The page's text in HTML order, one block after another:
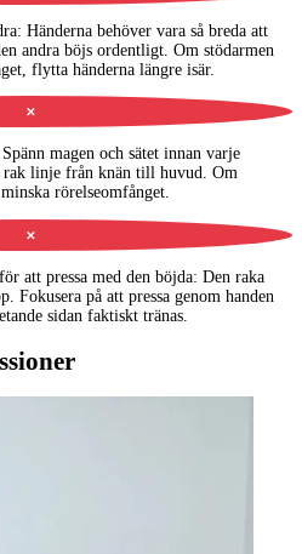
: Händerna behöver vara så breda att
andra böjs ordentligt. Om stödarmen
flytta händerna längre isär.
✕
Spänn magen och sätet innan varje
rak linje från knän till huvud. Om
rörelseomfånget.
✕
att pressa med den böjda: Den raka
Fokusera på att pressa genom handen
sidan faktiskt tränas.